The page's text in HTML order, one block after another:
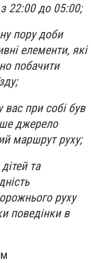
з 22:00 до 05:00;
пору доби
елементи, які
побачити
при собі був
джерело
маршрут руху;
та
руху
поведінки в